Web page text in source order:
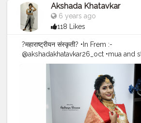
Akshada Khatavkar
6 years ago
118 Likes
?महाराष्ट्रीयन संस्कृती? •In Frem :-
@akshadakhatavkar26_oct •mua and
@lata_bajpai • Eye's :-
@glorybeutyparlour • pic credit :-
@abhimanyubodhane_
#maharashtra
#marathimulgi #instgramstory
#indianculture